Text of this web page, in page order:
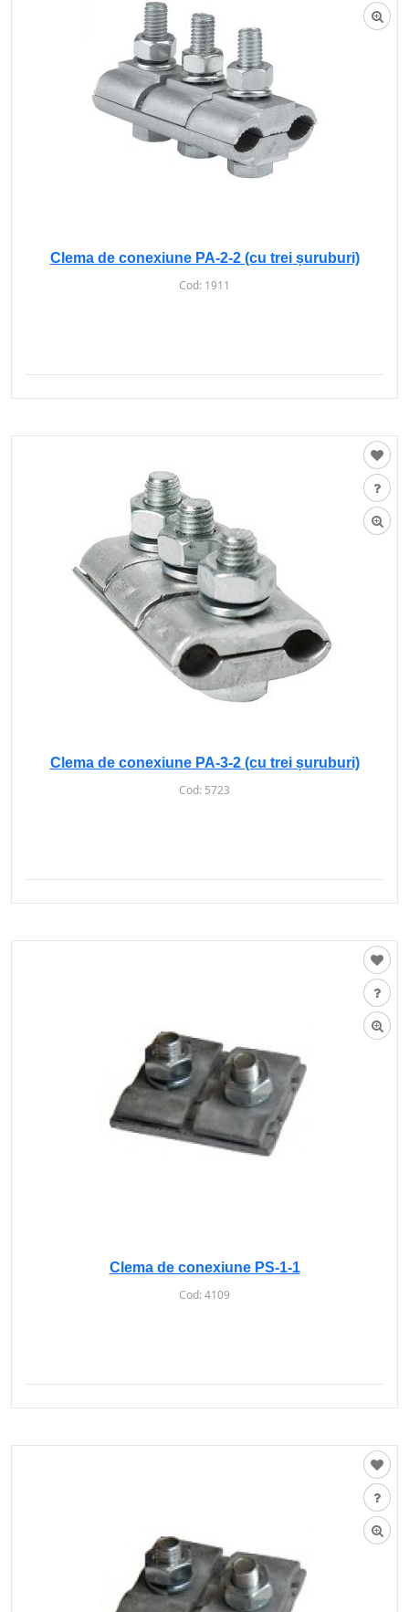
Clema de conexiune PA-2-2 (cu trei șuruburi)
Cod: 1911
Clema de conexiune PA-3-2 (cu trei șuruburi)
Cod: 5723
Clema de conexiune PS-1-1
Cod:4109